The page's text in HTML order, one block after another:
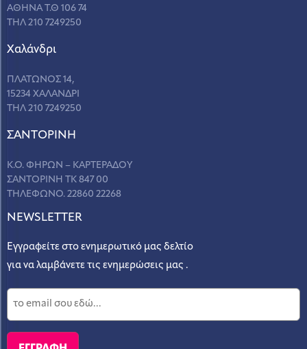
ΑΘΗΝΑ Τ.Θ 106 74
ΤΗΛ 210 7249250
Χαλάνδρι
ΠΛΑΤΩΝΟΣ 14,
15234 ΧΑΛΑΝΔΡΙ
ΤΗΛ 210 7249250
ΣANΤΟΡΙΝΗ
Κ.Ο. ΦΗΡΩΝ – ΚΑΡΤΕΡΑΔΟΥ
ΣΑΝΤΟΡΙΝΗ ΤΚ 847 00
ΤΗΛΕΦΩΝΟ. 22860 22268
NEWSLETTER
Εγγραφείτε στο ενημερωτικό μας δελτίο
για να λαμβάνετε τις ενημερώσεις μας .